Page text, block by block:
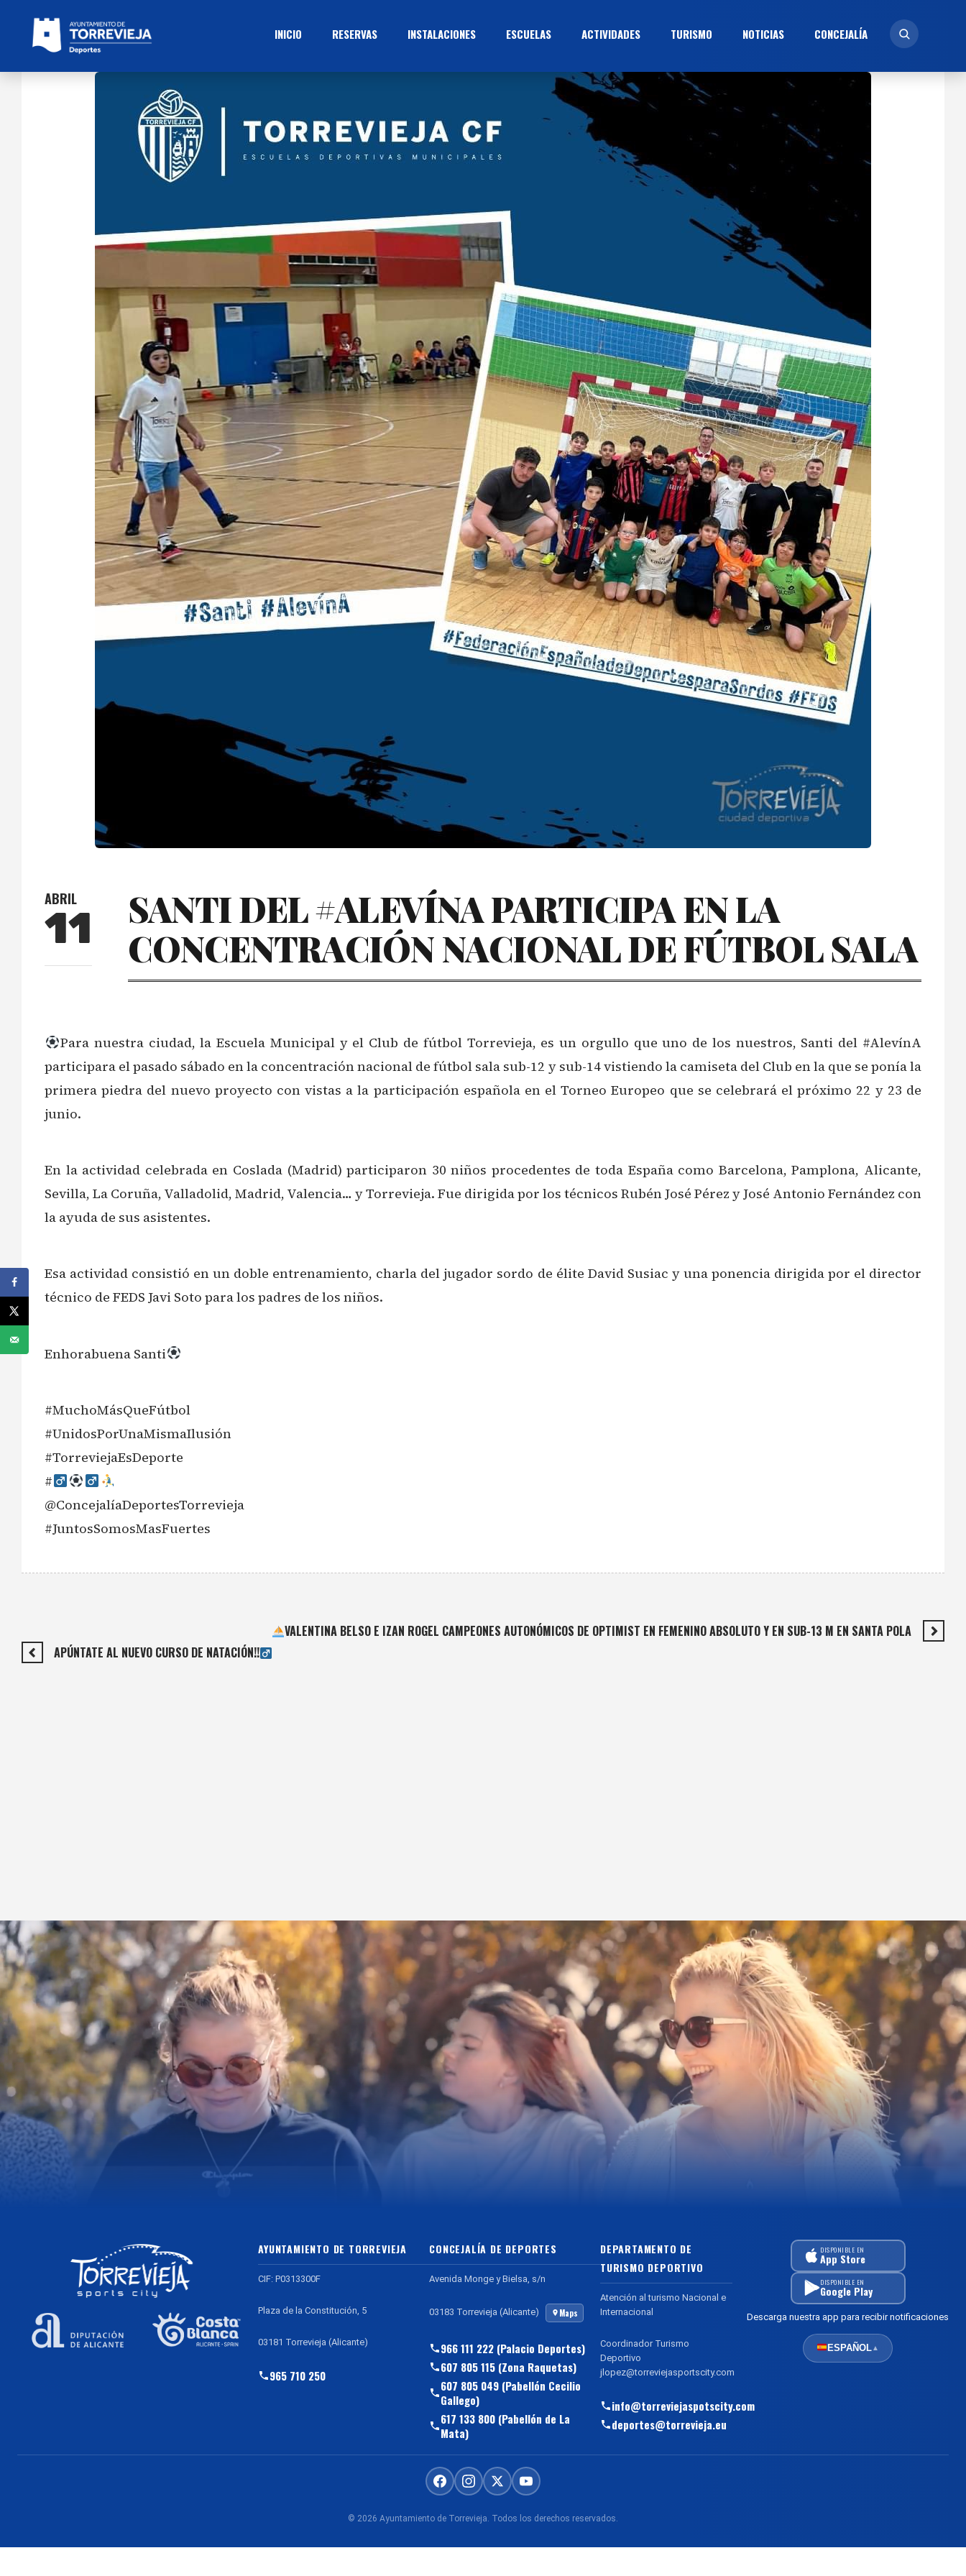
INICIO RESERVAS INSTALACIONES ESCUELAS ACTIVIDADES TURISMO NOTICIAS CONCEJALÍ­A
ABRIL
11
SANTI DEL #ALEVÍNA PARTICIPA EN LA
CONCENTRACIÓN NACIONAL DE FÚTBOL SALA
Para nuestra ciudad, la Escuela Municipal y el Club de fútbol Torrevieja, es un orgullo que uno de los nuestros, Santi del #AlevínA
participara el pasado sábado en la concentración nacional de fútbol sala sub-12 y sub-14 vistiendo la camiseta del Club en la que se ponía la
primera piedra del nuevo proyecto con vistas a la participación española en el Torneo Europeo que se celebrará el próximo 22 y 23 de
junio.
En la actividad celebrada en Coslada (Madrid) participaron 30 niños procedentes de toda España como Barcelona, Pamplona, Alicante,
Sevilla, La Coruña, Valladolid, Madrid, Valencia… y Torrevieja. Fue dirigida por los técnicos Rubén José Pérez y José Antonio Fernández con
la ayuda de sus asistentes.
Esa actividad consistió en un doble entrenamiento, charla del jugador sordo de élite David Susiac y una ponencia dirigida por el director
técnico de FEDS Javi Soto para los padres de los niños.
Enhorabuena Santi
#MuchoMásQueFútbol
#UnidosPorUnaMismaIlusión
#TorreviejaEsDeporte
#‍
@ConcejalíaDeportesTorrevieja
#JuntosSomosMasFuertes
VALENTINA BELSO E IZAN ROGEL CAMPEONES AUTONÓMICOS DE OPTIMIST EN FEMENINO ABSOLUTO Y EN SUB-13 M EN SANTA POLA
APÚNTATE AL NUEVO CURSO DE NATACIÓN!!‍
AYUNTAMIENTO DE TORREVIEJA
CIF: P0313300F
Plaza de la Constitución, 5
03181 Torrevieja (Alicante)
965 710 250
CONCEJALÍA DE DEPORTES
Avenida Monge y Bielsa, s/n
03183 Torrevieja (Alicante) Maps
966 111 222 (Palacio Deportes)
607 805 115 (Zona Raquetas)
607 805 049 (Pabellón Cecilio
Gallego)
617 133 800 (Pabellón de La
Mata)
DEPARTAMENTO DE
TURISMO DEPORTIVO
Atención al turismo Nacional e
Internacional
Coordinador Turismo
Deportivo
jlopez@torreviejasportscity.com
info@torreviejaspotscity.com
deportes@torrevieja.eu
DISPONIBLE EN
App Store
DISPONIBLE EN
Google Play
Descarga nuestra app para recibir notificaciones
ESPAÑOL▲
© 2026 Ayuntamiento de Torrevieja. Todos los derechos reservados.